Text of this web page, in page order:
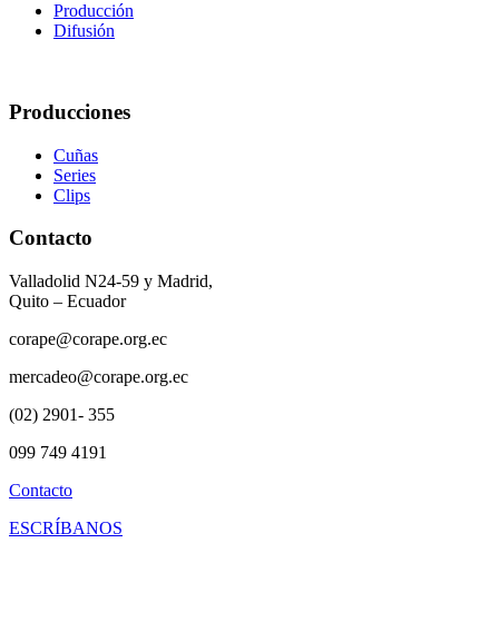
Producción
Difusión
Producciones
Cuñas
Series
Clips
Contacto
Valladolid N24-59 y Madrid,
Quito – Ecuador
corape@corape.org.ec
mercadeo@corape.org.ec
(02) 2901- 355
099 749 4191
Contacto
ESCRÍBANOS